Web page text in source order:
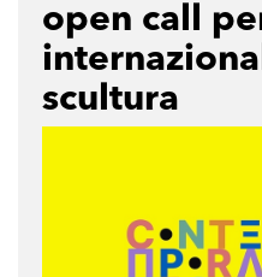
open call
scultura